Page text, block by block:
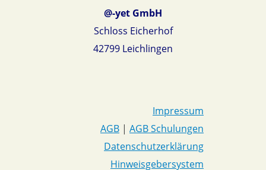
@-yet GmbH
Schloss Eicherhof
42799 Leichlingen
Impressum
AGB | AGB Schulungen
Datenschutzerklärung
Hinweisgebersystem